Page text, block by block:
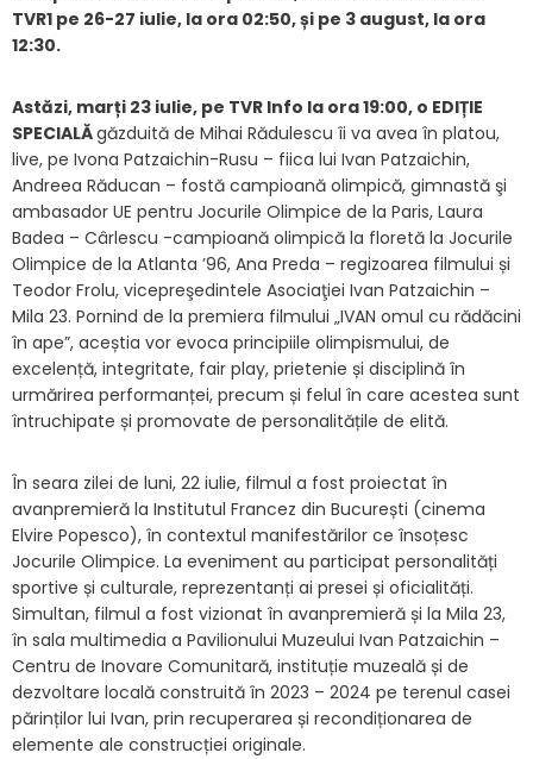
TVR1 pe 26-27 iulie, la ora 02:50, și pe 3 august, la ora
12:30.
Astăzi, marți 23 iulie, pe TVR Info la ora 19:00, o EDIȚIE
SPECIALĂgăzduită de Mihai Rădulescu îi va avea în platou,
live, pe Ivona Patzaichin-Rusu – fiica lui Ivan Patzaichin,
Andreea Răducan – fostă campioană olimpică, gimnastă şi
ambasador UE pentru Jocurile Olimpice de la Paris, Laura
Badea – Cârlescu -campioană olimpică la floretă la Jocurile
Olimpice de la Atlanta ’96, Ana Preda – regizoarea filmului și
Teodor Frolu, vicepreşedintele Asociaţiei Ivan Patzaichin –
Mila 23. Pornind de la premiera filmului „IVAN omul cu rădăcini
în ape”, aceștia vor evoca principiile olimpismului, de
excelență, integritate, fair play, prietenie și disciplină în
urmărirea performanței, precum și felul în care acestea sunt
întruchipate și promovate de personalitățile de elită.
În seara zilei de luni, 22 iulie, filmul a fost proiectat în
avanpremieră la Institutul Francez din București (cinema
Elvire Popesco), în contextul manifestărilor ce însoțesc
Jocurile Olimpice. La eveniment au participat personalități
sportive și culturale, reprezentanți ai presei și oficialități.
Simultan, filmul a fost vizionat în avanpremieră și la Mila 23,
în sala multimedia a Pavilionului Muzeului Ivan Patzaichin –
Centru de Inovare Comunitară, instituție muzeală și de
dezvoltare locală construită în 2023 – 2024 pe terenul casei
părinților lui Ivan, prin recuperarea și recondiționarea de
elemente ale construcției originale.